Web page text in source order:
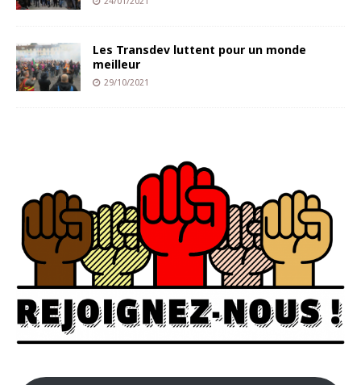
Les Transdev luttent pour un monde
meilleur
29/10/2021